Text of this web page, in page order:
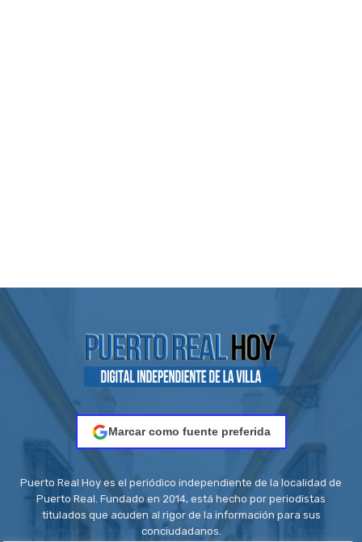
Marcar como fuente preferida
Puerto Real Hoy es el periódico independiente de la localidad de
Puerto Real. Fundado en 2014, está hecho por periodistas
titulados que acuden al rigor de la información para sus
conciudadanos.